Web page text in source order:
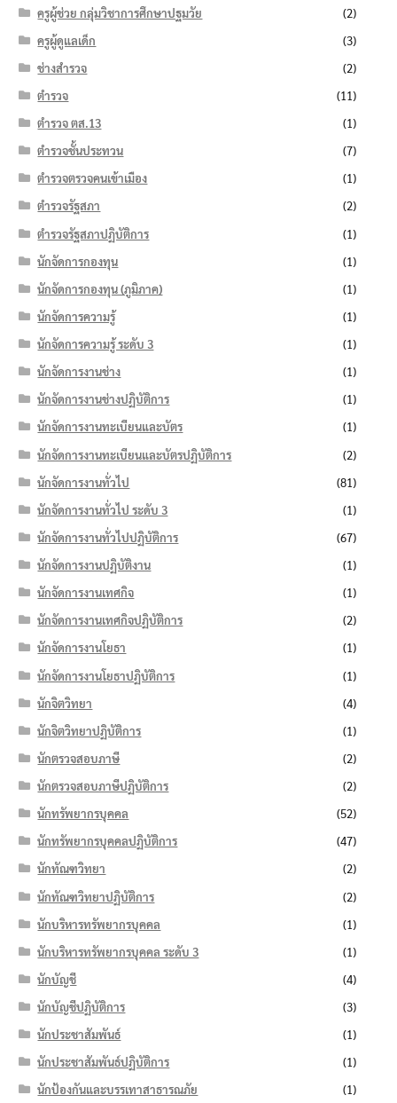
ครูผู้ช่วย กลุ่มวิชาการศึกษาปฐมวัย
(2)
ครูผู้ดูแลเด็ก
(3)
ช่างสำรวจ
(2)
ตำรวจ
(11)
ตำรวจ ตส.13
(1)
ตำรวจชั้นประทวน
(7)
ตำรวจตรวจคนเข้าเมือง
(1)
ตำรวจรัฐสภา
(2)
ตำรวจรัฐสภาปฏิบัติการ
(1)
นักจัดการกองทุน
(1)
นักจัดการกองทุน (ภูมิภาค)
(1)
นักจัดการความรู้
(1)
นักจัดการความรู้ ระดับ 3
(1)
นักจัดการงานช่าง
(1)
นักจัดการงานช่างปฏิบัติการ
(1)
นักจัดการงานทะเบียนและบัตร
(1)
นักจัดการงานทะเบียนและบัตรปฏิบัติการ
(2)
นักจัดการงานทั่วไป
(81)
นักจัดการงานทั่วไป ระดับ 3
(1)
นักจัดการงานทั่วไปปฏิบัติการ
(67)
นักจัดการงานปฏิบัติงาน
(1)
นักจัดการงานเทศกิจ
(1)
นักจัดการงานเทศกิจปฏิบัติการ
(2)
นักจัดการงานโยธา
(1)
นักจัดการงานโยธาปฏิบัติการ
(1)
นักจิตวิทยา
(4)
นักจิตวิทยาปฏิบัติการ
(1)
นักตรวจสอบภาษี
(2)
นักตรวจสอบภาษีปฏิบัติการ
(2)
นักทรัพยากรบุคคล
(52)
นักทรัพยากรบุคคลปฏิบัติการ
(47)
นักทัณฑวิทยา
(2)
นักทัณฑวิทยาปฏิบัติการ
(2)
นักบริหารทรัพยากรบุคคล
(1)
นักบริหารทรัพยากรบุคคล ระดับ 3
(1)
นักบัญชี
(4)
นักบัญชีปฏิบัติการ
(3)
นักประชาสัมพันธ์
(1)
นักประชาสัมพันธ์ปฏิบัติการ
(1)
นักป้องกันและบรรเทาสาธารณภัย
(1)